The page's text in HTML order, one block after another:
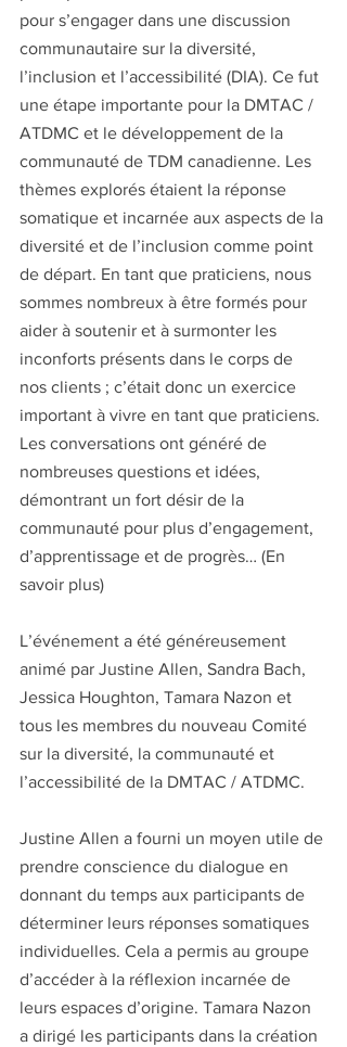
pour s’engager dans une discussion
communautaire sur la diversité,
l’inclusion et l’accessibilité (DIA). Ce fut
une étape importante pour la DMTAC /
ATDMC et le développement de la
communauté de TDM canadienne. Les
thèmes explorés étaient la réponse
somatique et incarnée aux aspects de la
diversité et de l’inclusion comme point
de départ. En tant que praticiens, nous
sommes nombreux à être formés pour
aider à soutenir et à surmonter les
inconforts présents dans le corps de
nos clients ; c’était donc un exercice
important à vivre en tant que praticiens.
Les conversations ont généré de
nombreuses questions et idées,
démontrant un fort désir de la
communauté pour plus d’engagement,
d’apprentissage et de progrès… (En
savoir plus)
L’événement a été généreusement
animé par Justine Allen, Sandra Bach,
Jessica Houghton, Tamara Nazon et
tous les membres du nouveau Comité
sur la diversité, la communauté et
l’accessibilité de la DMTAC / ATDMC.
Justine Allen a fourni un moyen utile de
prendre conscience du dialogue en
donnant du temps aux participants de
déterminer leurs réponses somatiques
individuelles. Cela a permis au groupe
d’accéder à la réflexion incarnée de
leurs espaces d’origine. Tamara Nazon
a dirigé les participants dans la création